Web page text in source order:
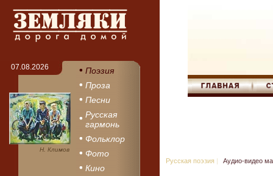
07.08.2026
Н. Климов
Поэзия
Проза
Песни
Русская
гармонь
Фольклор
Фото
Кино
Русская поэзия | Аудио-видео